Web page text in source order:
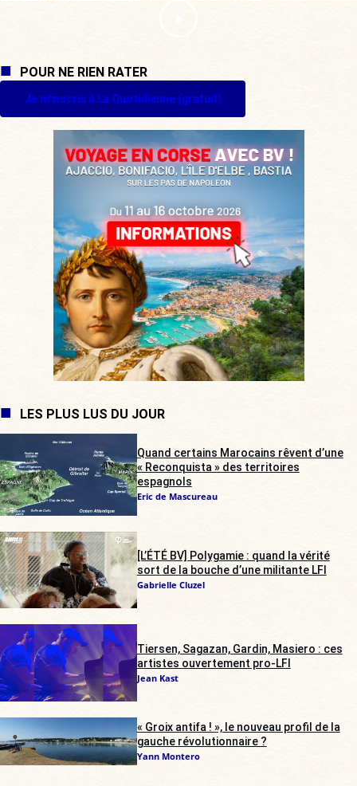
POUR NE RIEN RATER
Je m'inscris à La Quotidienne (gratuit)
LES PLUS LUS DU JOUR
Quand certains Marocains rêvent d’une
« Reconquista » des territoires
espagnols
Eric de Mascureau
[L’ÉTÉ BV] Polygamie : quand la vérité
sort de la bouche d’une militante LFI
Gabrielle Cluzel
Tiersen, Sagazan, Gardin, Masiero : ces
artistes ouvertement pro-LFI
Jean Kast
« Groix antifa ! », le nouveau profil de la
gauche révolutionnaire ?
Yann Montero